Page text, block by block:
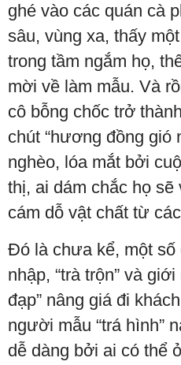
ghé vào các quán cà
sâu, vùng xa, thấy
trong tầm ngắm họ,
mời về làm mẫu. Và
cô bỗng chốc trở
chút “hương đồng gió
nghèo, lóa mắt bởi
thị, ai dám chắc họ
cám dỗ vật chất từ
Đó là chưa kể, một số
nhập, “trà trộn” và
đạp” nâng giá đi
người mẫu “trá hình”
dễ dàng bởi ai có thể